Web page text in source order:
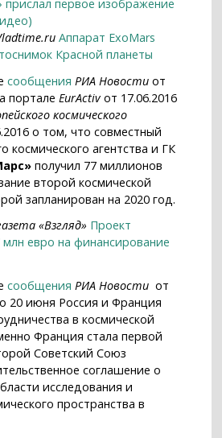
прислал первое изображение
Аппарат ExoMars
Красной планеты
сообщения РИА Новости от
портале EurActivот 17.06.2016
космического
о том, что совместный
космического агентства и ГК
получил 77 миллионов
второй космической
запланирован на 2020 год.
«Взгляд» Проект
млн евро на финансирование
сообщения РИА Новости от
20 июня Россия и Франция
в космической
Франция стала первой
Советский Союз
соглашение о
исследования и
пространства в